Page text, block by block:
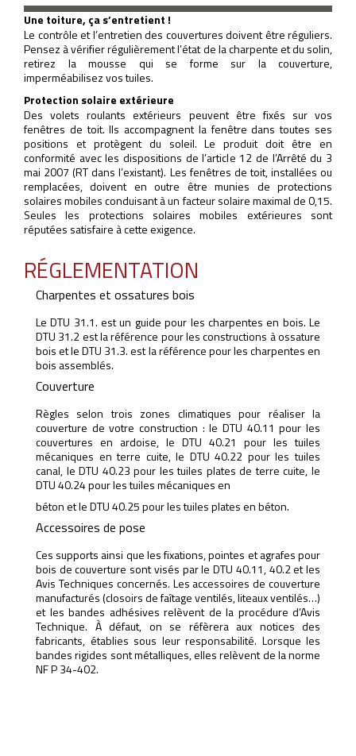
Une toiture, ça s’entretient !
Le contrôle et l’entretien des couvertures doivent être réguliers.
Pensez à vérifier régulièrement l’état de la charpente et du solin,
retirez la mousse qui se forme sur la couverture,
imperméabilisez vos tuiles.
Protection solaire extérieure
Des volets roulants extérieurs peuvent être fixés sur vos
fenêtres de toit. Ils accompagnent la fenêtre dans toutes ses
positions et protègent du soleil. Le produit doit être en
conformité avec les dispositions de l’article 12 de l’Arrêté du 3
mai 2007 (RT dans l’existant). Les fenêtres de toit, installées ou
remplacées, doivent en outre être munies de protections
solaires mobiles conduisant à un facteur solaire maximal de 0,15.
Seules les protections solaires mobiles extérieures sont
réputées satisfaire à cette exigence.
RÉGLEMENTATION
Charpentes et ossatures bois
Le DTU 31.1. est un guide pour les charpentes en bois. Le
DTU 31.2 est la référence pour les constructions à ossature
bois et le DTU 31.3. est la référence pour les charpentes en
bois assemblés.
Couverture
Règles selon trois zones climatiques pour réaliser la
couverture de votre construction : le DTU 40.11 pour les
couvertures en ardoise, le DTU 40.21 pour les tuiles
mécaniques en terre cuite, le DTU 40.22 pour les tuiles
canal, le DTU 40.23 pour les tuiles plates de terre cuite, le
DTU 40.24 pour les tuiles mécaniques en
béton et le DTU 40.25 pour les tuiles plates en béton.
Accessoires de pose
Ces supports ainsi que les fixations, pointes et agrafes pour
bois de couverture sont visés par le DTU 40.11, 40.2 et les
Avis Techniques concernés. Les accessoires de couverture
manufacturés (closoirs de faîtage ventilés, liteaux ventilés…)
et les bandes adhésives relèvent de la procédure d’Avis
Technique. À défaut, on se réfèrera aux notices des
fabricants, établies sous leur responsabilité. Lorsque les
bandes rigides sont métalliques, elles relèvent de la norme
NF P 34-402.